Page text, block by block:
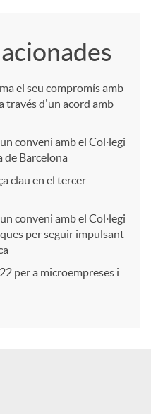
el seu compromís amb
través d'un acord amb
conveni amb el Col·legi
de Barcelona
clau en el tercer
conveni amb el Col·legi
per seguir impulsant
per a microempreses i